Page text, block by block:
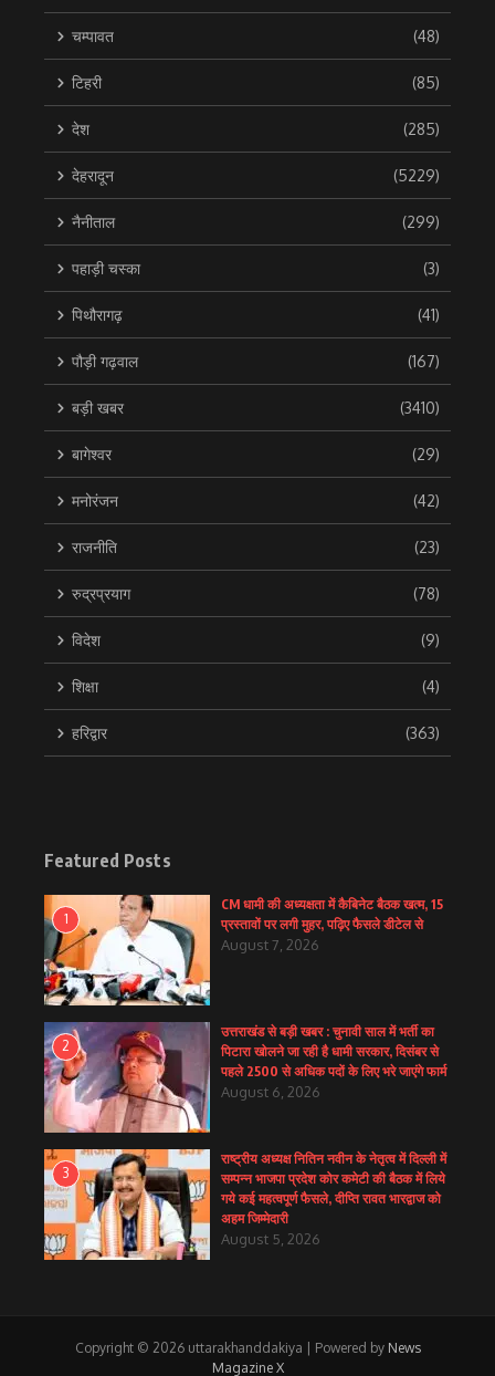
चम्पावत (48)
टिहरी (85)
देश (285)
देहरादून (5229)
नैनीताल (299)
पहाड़ी चस्का (3)
पिथौरागढ़ (41)
पौड़ी गढ़वाल (167)
बड़ी खबर (3410)
बागेश्वर (29)
मनोरंजन (42)
राजनीति (23)
रुद्रप्रयाग (78)
विदेश (9)
शिक्षा (4)
हरिद्वार (363)
Featured Posts
1
CM धामी की अध्यक्षता में कैबिनेट बैठक खत्म, 15
प्रस्तावों पर लगी मुहर, पढ़िए फैसले डीटेल से
August 7, 2026
2
उत्तराखंड से बड़ी खबर : चुनावी साल में भर्ती का
पिटारा खोलने जा रही है धामी सरकार, दिसंबर से
पहले 2500 से अधिक पदों के लिए भरे जाएंगे फार्म
August 6, 2026
3
राष्ट्रीय अध्यक्ष नितिन नवीन के नेतृत्व में दिल्ली में
सम्पन्न भाजपा प्रदेश कोर कमेटी की बैठक में लिये
गये कई महत्वपूर्ण फैसले, दीप्ति रावत भारद्वाज को
अहम जिम्मेदारी
August 5, 2026
Copyright © 2026 uttarakhanddakiya | Powered by News
Magazine X